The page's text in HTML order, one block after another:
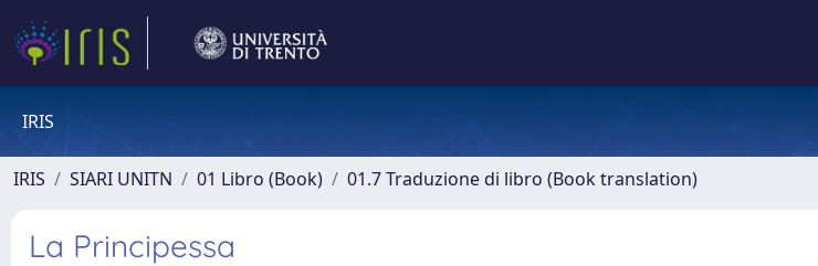
IRIS
IRIS SIARI UNITN 01 Libro (Book) 01.7 Traduzione di libro (Book translation)
La Principessa